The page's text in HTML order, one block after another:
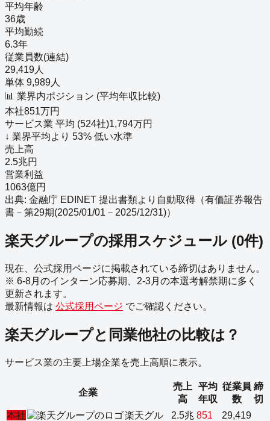
平均年齢
36歳
平均勤続
6.3年
従業員数(連結)
29,419人
単体 9,989人
📊 業界内ポジション (平均年収比較)
本社851万円
サービス業 平均 (524社)1,794万円
↓ 業界平均より 53% 低い水準
売上高
2.5兆円
営業利益
1063億円
出典: 金融庁 EDINET 提出書類より自動取得（有価証券報告
書－第29期(2025/01/01－2025/12/31)）
楽天グループの採用スケジュール (0件)
現在、公式採用ページに掲載されている締切はありません。
※ 6-8月のインターン応募期、2-3月の本選考解禁期に多く
更新されます。
最新情報は 公式採用ページ でご確認ください。
楽天グループと同業他社の比較は？
サービス業の主要上場企業を売上高順に表示。
企業
売上
高
平均
年収
従業員
数
締
切
本社
楽天グル
2.5兆 851
29,419